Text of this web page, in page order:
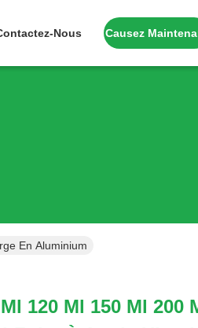
Nous Causez
En Aluminium
120 Ml 150 Ml 200